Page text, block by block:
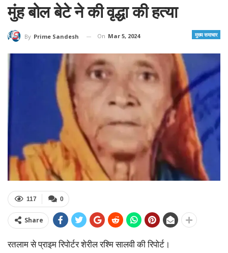
मुंह बोल बेटे ने की वृद्धा की हत्या
मुख्य समाचार
By Prime Sandesh On Mar 5, 2024
0
117
Share
रतलाम से प्राइम रिपोर्टर शेरील रश्मि सालवी की रिपोर्ट।